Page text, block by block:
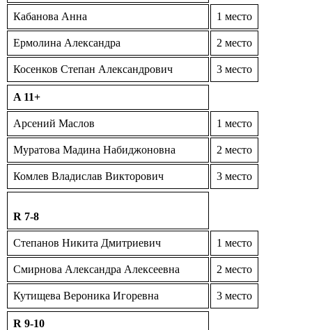
Кабанова Анна 1 место
Ермолина Александра 2 место
Косенков Степан Александрович 3 место
A 11+
Арсений Маслов 1 место
Муратова Мадина Набиджоновна 2 место
Комлев Владислав Викторович 3 место
R 7-8
Степанов Никита Дмитриевич 1 место
Смирнова Александра Алексеевна 2 место
Кутищева Вероника Игоревна 3 место
R 9-10